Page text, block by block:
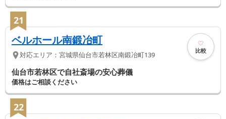
21
ベルホール南鍛冶町
対応エリア： 宮城県仙台市若林区南鍛冶町139 比較
仙台市若林区で自社斎場の安心葬儀
価格はご相談ください
22